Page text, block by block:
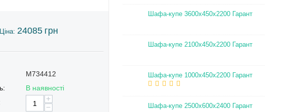
Ціна: 24085 грн
M734412
В наявності
+
−
Шафа-купе 3600х450х2200 Гарант
Шафа-купе 2100х450х2200 Гарант
Шафа-купе 1000х450х2200 Гарант
Шафа-купе 2500х600х2400 Гарант